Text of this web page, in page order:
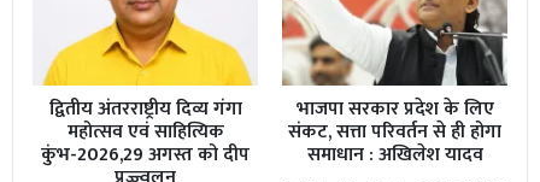
द्वितीय अंतरराष्ट्रीय दिव्य गंगा
महोत्सव एवं साहित्यिक
कुंभ-2026,29 अगस्त को दीप
भाजपा सरकार प्रदेश के लिए
संकट, सत्ता परिवर्तन से ही होगा
समाधान : अखिलेश यादव